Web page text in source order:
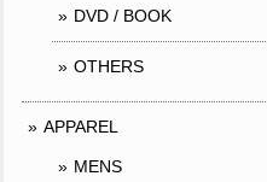
DVD / BOOK
OTHERS
APPAREL
MENS